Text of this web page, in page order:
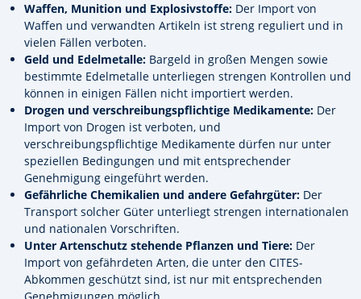
Waffen, Munition und Explosivstoffe: Der Import von
Waffen und verwandten Artikeln ist streng reguliert und in
vielen Fällen verboten.
Geld und Edelmetalle: Bargeld in großen Mengen sowie
bestimmte Edelmetalle unterliegen strengen Kontrollen und
können in einigen Fällen nicht importiert werden.
Drogen und verschreibungspflichtige Medikamente: Der
Import von Drogen ist verboten, und
verschreibungspflichtige Medikamente dürfen nur unter
speziellen Bedingungen und mit entsprechender
Genehmigung eingeführt werden.
Gefährliche Chemikalien und andere Gefahrgüter: Der
Transport solcher Güter unterliegt strengen internationalen
und nationalen Vorschriften.
Unter Artenschutz stehende Pflanzen und Tiere: Der
Import von gefährdeten Arten, die unter den CITES-
Abkommen geschützt sind, ist nur mit entsprechenden